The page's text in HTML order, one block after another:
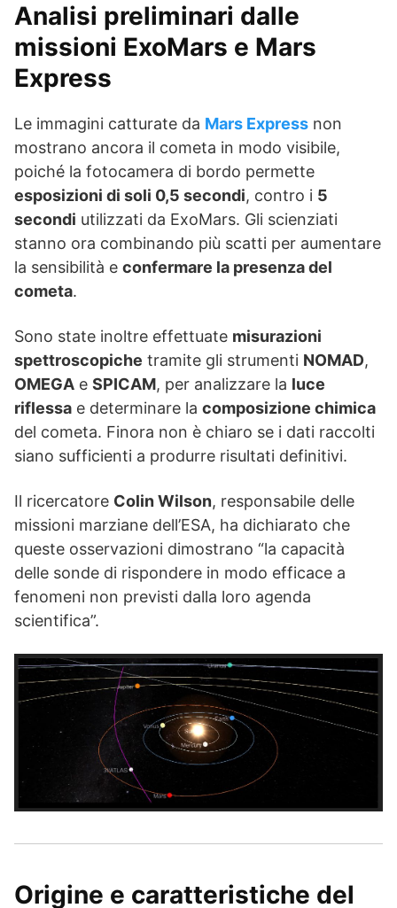
Analisi preliminari dalle
missioni ExoMars e Mars
Express
Le immagini catturate da Mars Express non
mostrano ancora il cometa in modo visibile,
poiché la fotocamera di bordo permette
esposizioni di soli 0,5 secondi, contro i 5
secondi utilizzati da ExoMars. Gli scienziati
stanno ora combinando più scatti per aumentare
la sensibilità e confermare la presenza del
cometa.
Sono state inoltre effettuate misurazioni
spettroscopiche tramite gli strumenti NOMAD,
OMEGA e SPICAM, per analizzare la luce
riflessa e determinare la composizione chimica
del cometa. Finora non è chiaro se i dati raccolti
siano sufficienti a produrre risultati definitivi.
Il ricercatore Colin Wilson, responsabile delle
missioni marziane dell’ESA, ha dichiarato che
queste osservazioni dimostrano “la capacità
delle sonde di rispondere in modo efficace a
fenomeni non previsti dalla loro agenda
scientifica”.
Origine e caratteristiche del